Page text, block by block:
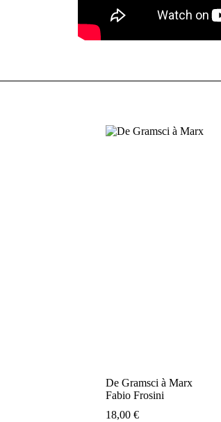
De Gramsci à Marx
Fabio Frosini
18,00€